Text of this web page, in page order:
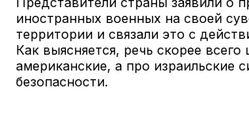
иностранных военных на своей
территории и связали это с
Как выясняется, речь скорее
американские, а про израильские
безопасности.